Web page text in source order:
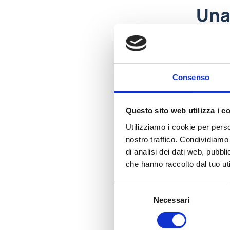
Consenso
Questo sito web utilizza i
Utilizziamo i cookie per
nostro traffico.
di analisi dei dati web,
che hanno raccolto dal tuo
Necessari
acquisto
Le
Tutte le
essere